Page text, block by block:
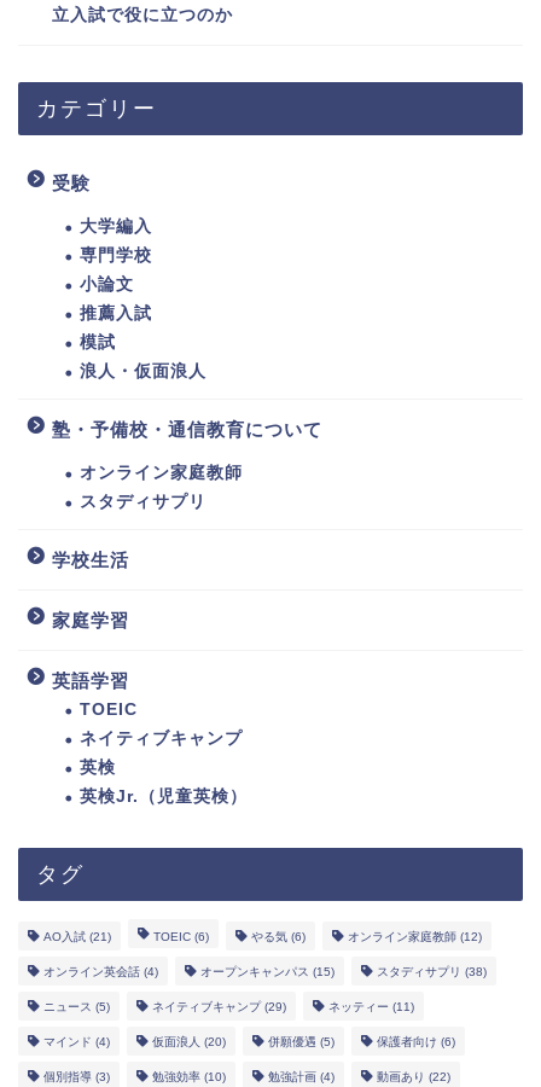
立入試で役に立つのか
カテゴリー
受験
大学編入
専門学校
小論文
推薦入試
模試
浪人・仮面浪人
塾・予備校・通信教育について
オンライン家庭教師
スタディサプリ
学校生活
家庭学習
英語学習
TOEIC
ネイティブキャンプ
英検
英検Jr.（児童英検）
タグ
AO入試 (21) TOEIC (6) やる気 (6) オンライン家庭教師 (12)
オンライン英会話 (4) オープンキャンパス (15) スタディサプリ (38)
ニュース (5) ネイティブキャンプ(29) ネッティー (11)
マインド (4) 仮面浪人 (20) 併願優遇 (5) 保護者向け (6)
個別指導 (3) 勉強効率 (10) 勉強計画 (4) 動画あり (22)